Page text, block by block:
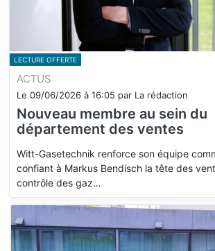
LECTURE OFFERTE
ACTUS
Le 09/06/2026 à 16:05 par La rédaction
Nouveau membre au sein du
département des ventes
Witt-Gasetechnik renforce son équipe
confiant à Markus Bendisch la tête des
contrôle des gaz…